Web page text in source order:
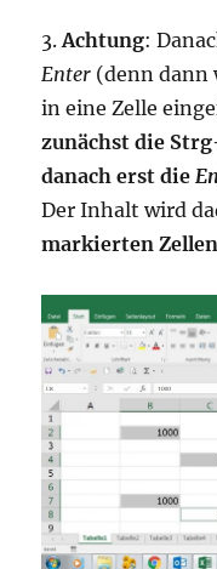
3.Achtung:
Enter (denn
in eine Zelle
zunächst die
danach erst die
Der Inhalt wird
markierten